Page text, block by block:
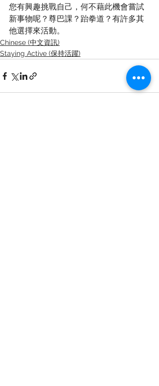
您有興趣挑戰自己，何不藉此機會嘗試
新事物呢？尊巴課？跆拳道？有許多其
他選擇來活動。
Chinese (中文資訊)
Staying Active (保持活躍)